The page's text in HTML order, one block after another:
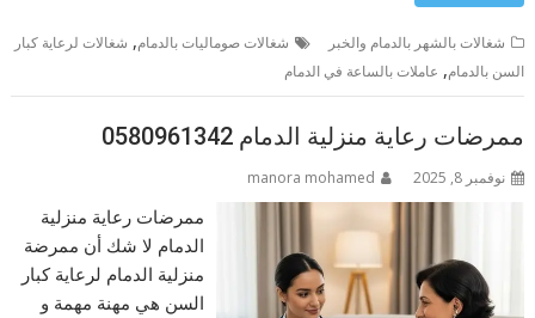
شغالات بالشهر بالدمام والخبر شغالات صوماليات بالدمام, شغالات لرعاية كبار
السن بالدمام, عاملات بالساعة في الدمام
ممرضات رعاية منزلية الدمام 0580961342
نوفمبر 8, 2025 manora mohamed
ممرضات رعاية منزلية
الدمام لا شك أن ممرضة
منزلية الدمام لرعاية كبار
السن هي مهنة مهمة و